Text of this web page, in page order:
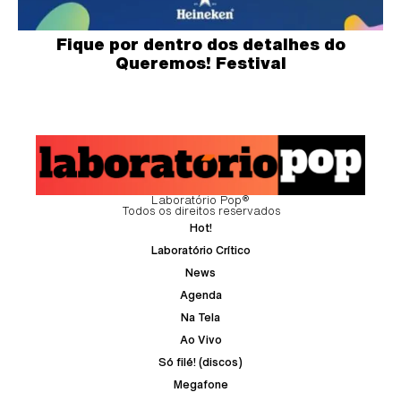
Fique por dentro dos detalhes do
Queremos! Festival
Laboratório Pop®
Todos os direitos reservados
Hot!
Laboratório Crítico
News
Agenda
Na Tela
Ao Vivo
Só filé! (discos)
Megafone